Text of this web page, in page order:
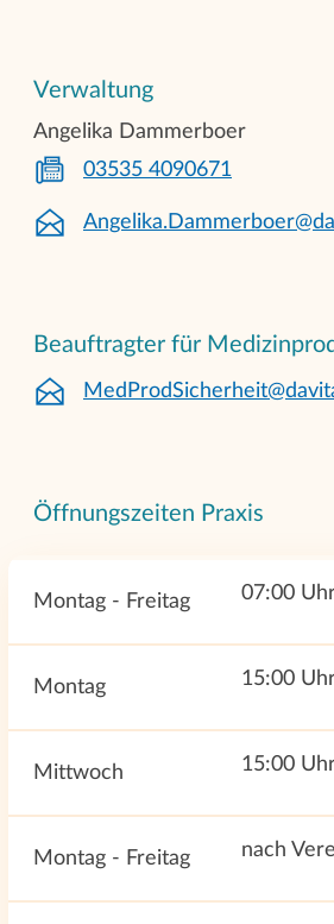
Öffnungszeiten Praxis
Montag - Freitag 07:00
Montag 15:00
Mittwoch 15:00
Montag - Freitag nach
Verwaltung
Angelika Dammerboer
03535 4090671
Beauftragter für